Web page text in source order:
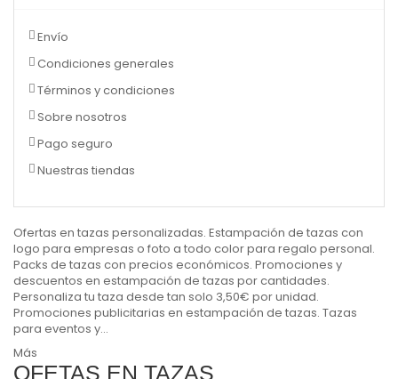
Envío
Condiciones generales
Términos y condiciones
Sobre nosotros
Pago seguro
Nuestras tiendas
Ofertas en tazas personalizadas. Estampación de tazas con
logo para empresas o foto a todo color para regalo personal.
Packs de tazas con precios económicos. Promociones y
descuentos en estampación de tazas por cantidades.
Personaliza tu taza desde tan solo 3,50€ por unidad.
Promociones publicitarias en estampación de tazas. Tazas
para eventos y...
Más
OFETAS EN TAZAS